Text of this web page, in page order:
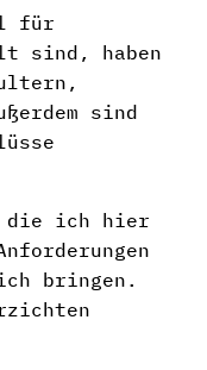
für
sind, haben
sind
die ich hier
bringen.